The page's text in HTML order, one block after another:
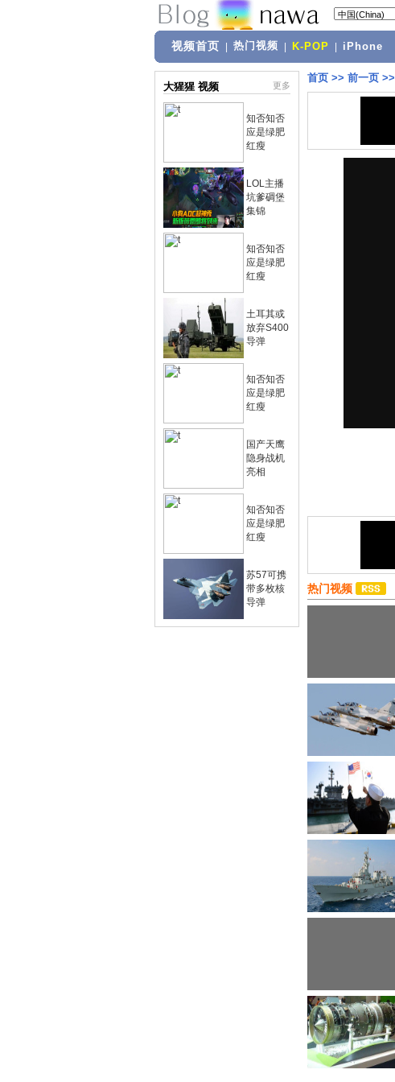
视频首页 热门视频 K-POP iPhone
大猩猩 视频 更多
知否知否
应是绿肥
红瘦
LOL主播
坑爹碉堡
集锦
知否知否
应是绿肥
红瘦
土耳其或
放弃S400
导弹
知否知否
应是绿肥
红瘦
国产天鹰
隐身战机
亮相
知否知否
应是绿肥
红瘦
苏57可携
带多枚核
导弹
首页 >> 前一页 >>
热门视频